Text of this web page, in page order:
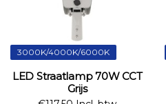
3000K/4000K/6000K
LED Straatlamp 70W CCT
Grijs